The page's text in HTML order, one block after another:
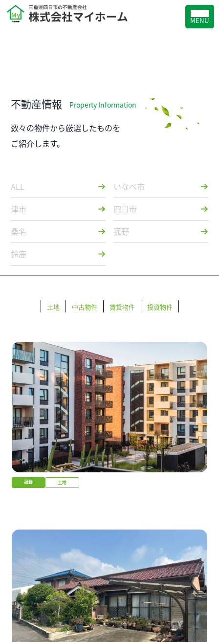
MENU
不動産情報 Property Information
数々の物件から厳選したものを
ご紹介します。
ALL
いなべ市
津市
四日市
桑名
菰野
鈴鹿
土地 中古物件 賃貸物件 投資物件
菰野 土地